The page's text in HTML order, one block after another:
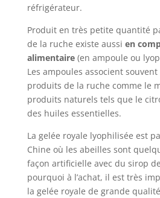
réfrigérateur.
Produit en très petite quantité
de la ruche existe aussi en
alimentaire(en ampoule ou
Les ampoules associent souvent
produits de la ruche comme le
produits naturels tels que le
des huiles essentielles.
La gelée royale lyophilisée est
Chine où les abeilles sont
façon artificielle avec du sirop de
pourquoi à l’achat, il est très
la gelée royale de grande